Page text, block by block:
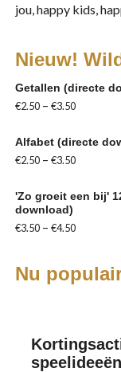
Ik wilde ook een
aantal bloemen,
bloemen die je
wat uitebloeide
of wat zonder
ze uitdrogen.
In plaats van
cakevorm
,
variatie kun je
De vorm vulde
jou, happy kids,
Nieuw!
Getallen (directe
€2.50– €3.50
Alfabet (directe
€2.50– €3.50
'Zo groeit een bij'
download)
€3.50– €4.50
Nu